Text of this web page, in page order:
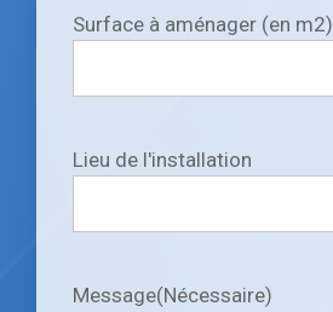
Surface à aménager (en m2)
Lieu de l'installation
Message(Nécessaire)